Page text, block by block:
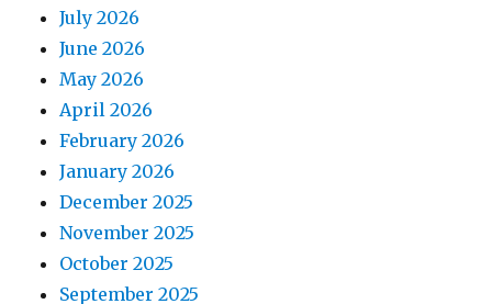
July 2026
June 2026
May 2026
April 2026
February 2026
January 2026
December 2025
November 2025
October 2025
September 2025